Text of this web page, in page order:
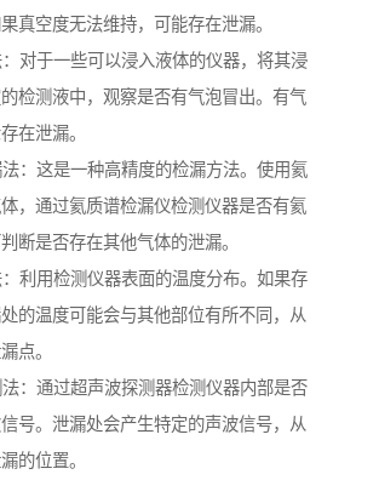
真空度无法维持，可能存在泄漏。
对于一些可以浸入液体的仪器，将其浸
检测液中，观察是否有气泡冒出。有气
在泄漏。
：这是一种高精度的检漏方法。使用氦
，通过氦质谱检漏仪检测仪器是否有氦
断是否存在其他气体的泄漏。
利用检测仪器表面的温度分布。如果存
的温度可能会与其他部位有所不同，从
点。
：通过超声波探测器检测仪器内部是否
号。泄漏处会产生特定的声波信号，从
的位置。